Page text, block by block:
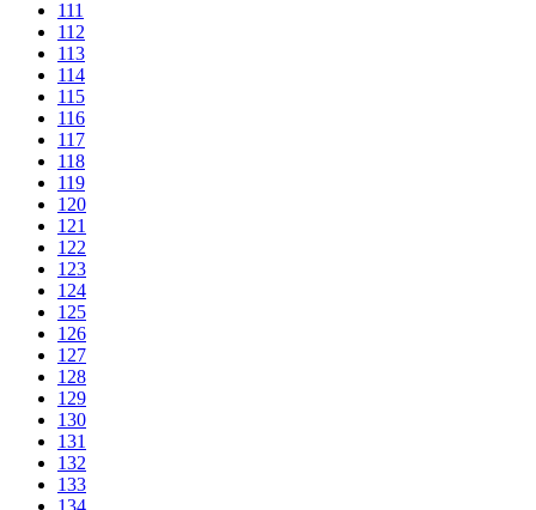
111
112
113
114
115
116
117
118
119
120
121
122
123
124
125
126
127
128
129
130
131
132
133